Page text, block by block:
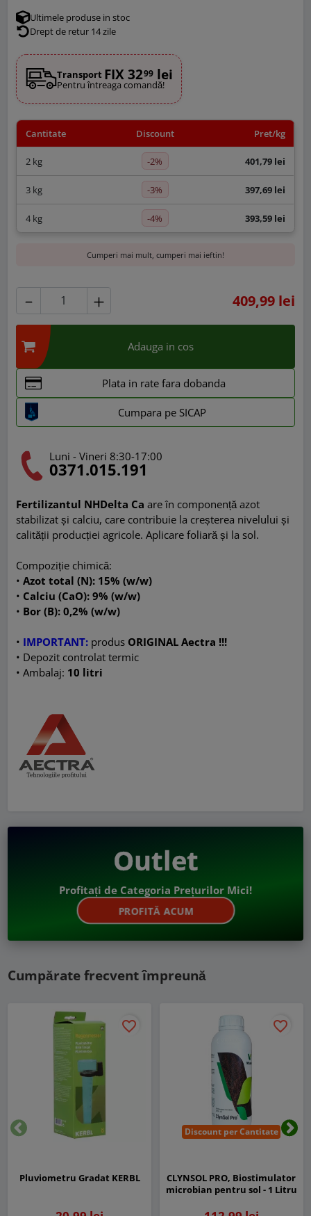
Ultimele produse in stoc
Drept de retur 14 zile
Transport FIX 3299 lei
Pentru întreaga comandă!
Cantitate Discount Pret/kg
2 kg -2% 401,79 lei
3 kg -3% 397,69 lei
4 kg -4% 393,59 lei
Cumperi mai mult, cumperi mai ieftin!
409,99 lei
Adauga in cos
Plata in rate fara dobanda
Cumpara pe SICAP
Luni - Vineri 8:30-17:00
0371.015.191
Fertilizantul NHDelta Ca are în componență azot
stabilizat și calciu, care contribuie la creșterea nivelului și
calității producției agricole. Aplicare foliară și la sol.
Compoziție chimică:
•Azot total (N): 15% (w/w)
• Calciu (CaO): 9% (w/w)
• Bor (B): 0,2% (w/w)
• IMPORTANT: produs ORIGINAL Aectra !!!
• Depozit controlat termic
• Ambalaj: 10 litri
Outlet
Profitați de Categoria Prețurilor Mici!
PROFITĂ ACUM
Cumpărate frecvent împreună
favorite_border
Pluviometru Gradat KERBL
Discount per Cantitate
favorite_border
CLYNSOL PRO, Biostimulator
microbian pentru sol - 1 Litru